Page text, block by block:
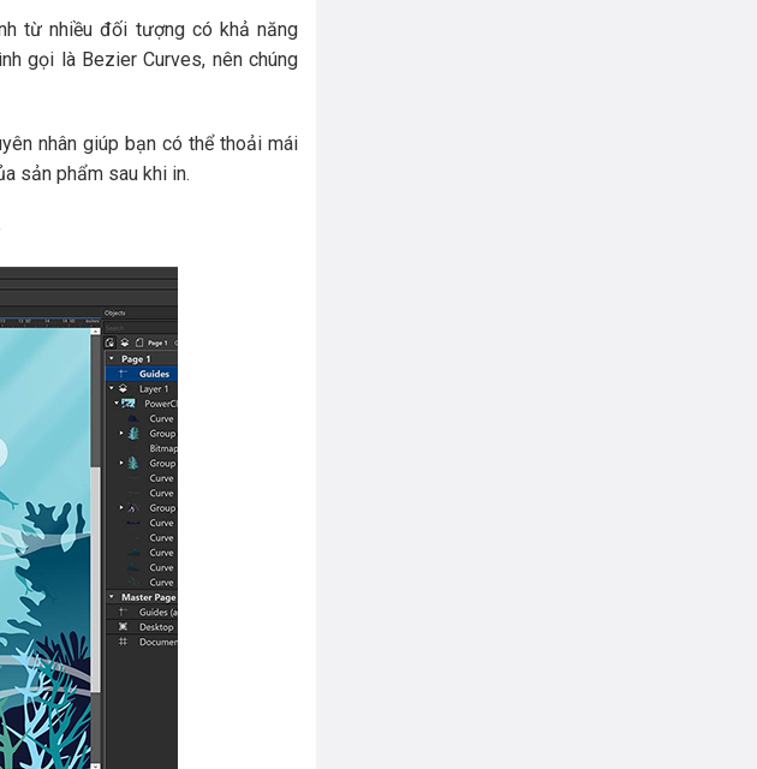
từ nhiều đối tượng có khả năng
gọi là Bezier Curves, nên chúng
nhân giúp bạn có thể thoải mái
sản phẩm sau khi in.